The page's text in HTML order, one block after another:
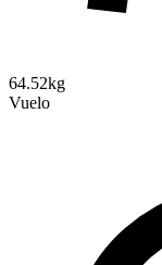
64.52kg
Vuelo